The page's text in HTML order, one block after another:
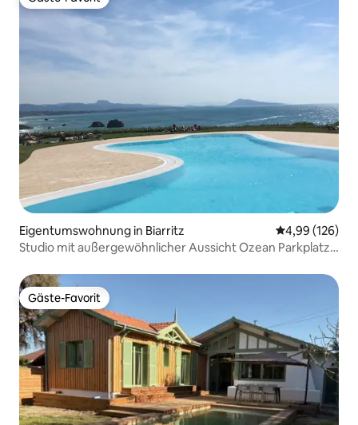
Gäste-Favorit
Eigentumswohnung in Biarritz
4,99 (126)
Studio mit außergewöhnlicher Aussicht Ozean Parkplatz
Gäste-Favorit
Gäste-Favorit